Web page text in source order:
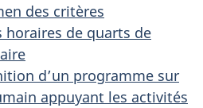
des critères
de quarts de
d’un programme sur
appuyant les activités